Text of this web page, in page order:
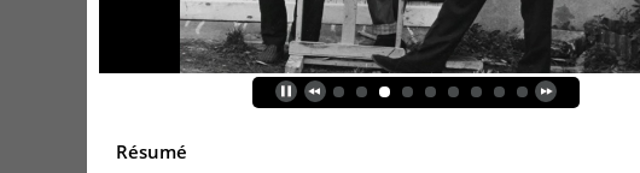
Résumé